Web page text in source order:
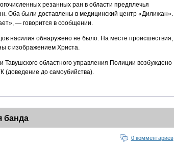
резанных ран в области предплечья
Оба были доставлены в медицинский центр «Дилижан».
— говорится в сообщении.
насилия обнаружено не было. На месте происшествия,
с изображением Христа.
областного управления Полиции возбуждено
(доведение до самоубийства).
банда
0 комментариев